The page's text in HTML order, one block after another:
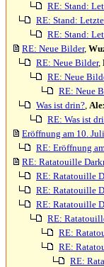
RE: Stand:
RE: Stand:
RE: Stand:
RE: Neue Bilder,
RE: Neue Bilder,
RE: Neue
RE: Neue
Was ist drin?,
RE: Was ist
Eröffnung am 10.
RE: Eröffnung
RE: Ratatouille
RE: Ratatouille
RE: Ratatouille
RE: Ratatouille
RE:
RE:
RE:
RE: